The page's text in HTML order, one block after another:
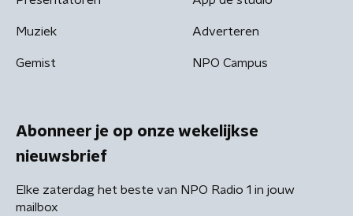
Muziek
Gemist
Adverteren
NPO Campus
Abonneer je op onze wekelijkse
nieuwsbrief
Elke zaterdag het beste van NPO Radio 1 in jouw
mailbox